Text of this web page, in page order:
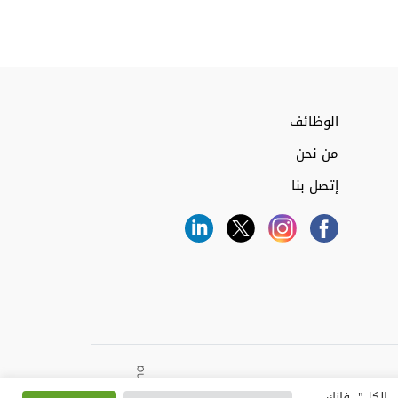
الوظائف
من نحن
إتصل بنا